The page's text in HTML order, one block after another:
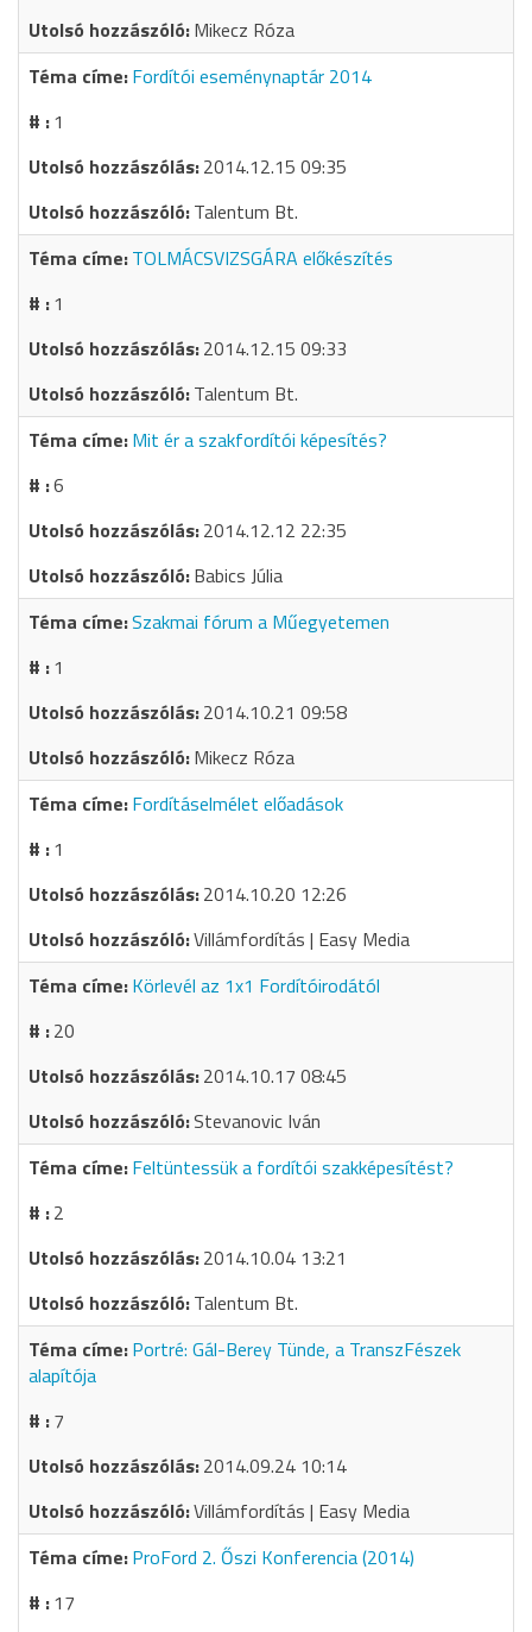
Mikecz Róza
Fordítói eseménynaptár 2014
1
2014.12.15 09:35
Talentum Bt.
TOLMÁCSVIZSGÁRA előkészítés
1
2014.12.15 09:33
Talentum Bt.
Mit ér a szakfordítói képesítés?
6
2014.12.12 22:35
Babics Júlia
Szakmai fórum a Műegyetemen
1
2014.10.21 09:58
Mikecz Róza
Fordításelmélet előadások
1
2014.10.20 12:26
Villámfordítás | Easy Media
Körlevél az 1x1 Fordítóirodától
20
2014.10.17 08:45
Stevanovic Iván
Feltüntessük a fordítói szakképesítést?
2
2014.10.04 13:21
Talentum Bt.
Portré: Gál-Berey Tünde, a TranszFészek
alapítója
7
2014.09.24 10:14
Villámfordítás | Easy Media
ProFord 2. Őszi Konferencia (2014)
17